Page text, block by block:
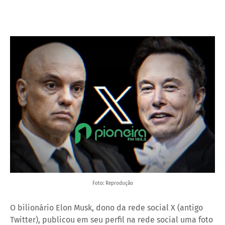
Foto: Reprodução
O bilionário Elon Musk, dono da rede social X (antigo
Twitter), publicou em seu perfil na rede social uma foto